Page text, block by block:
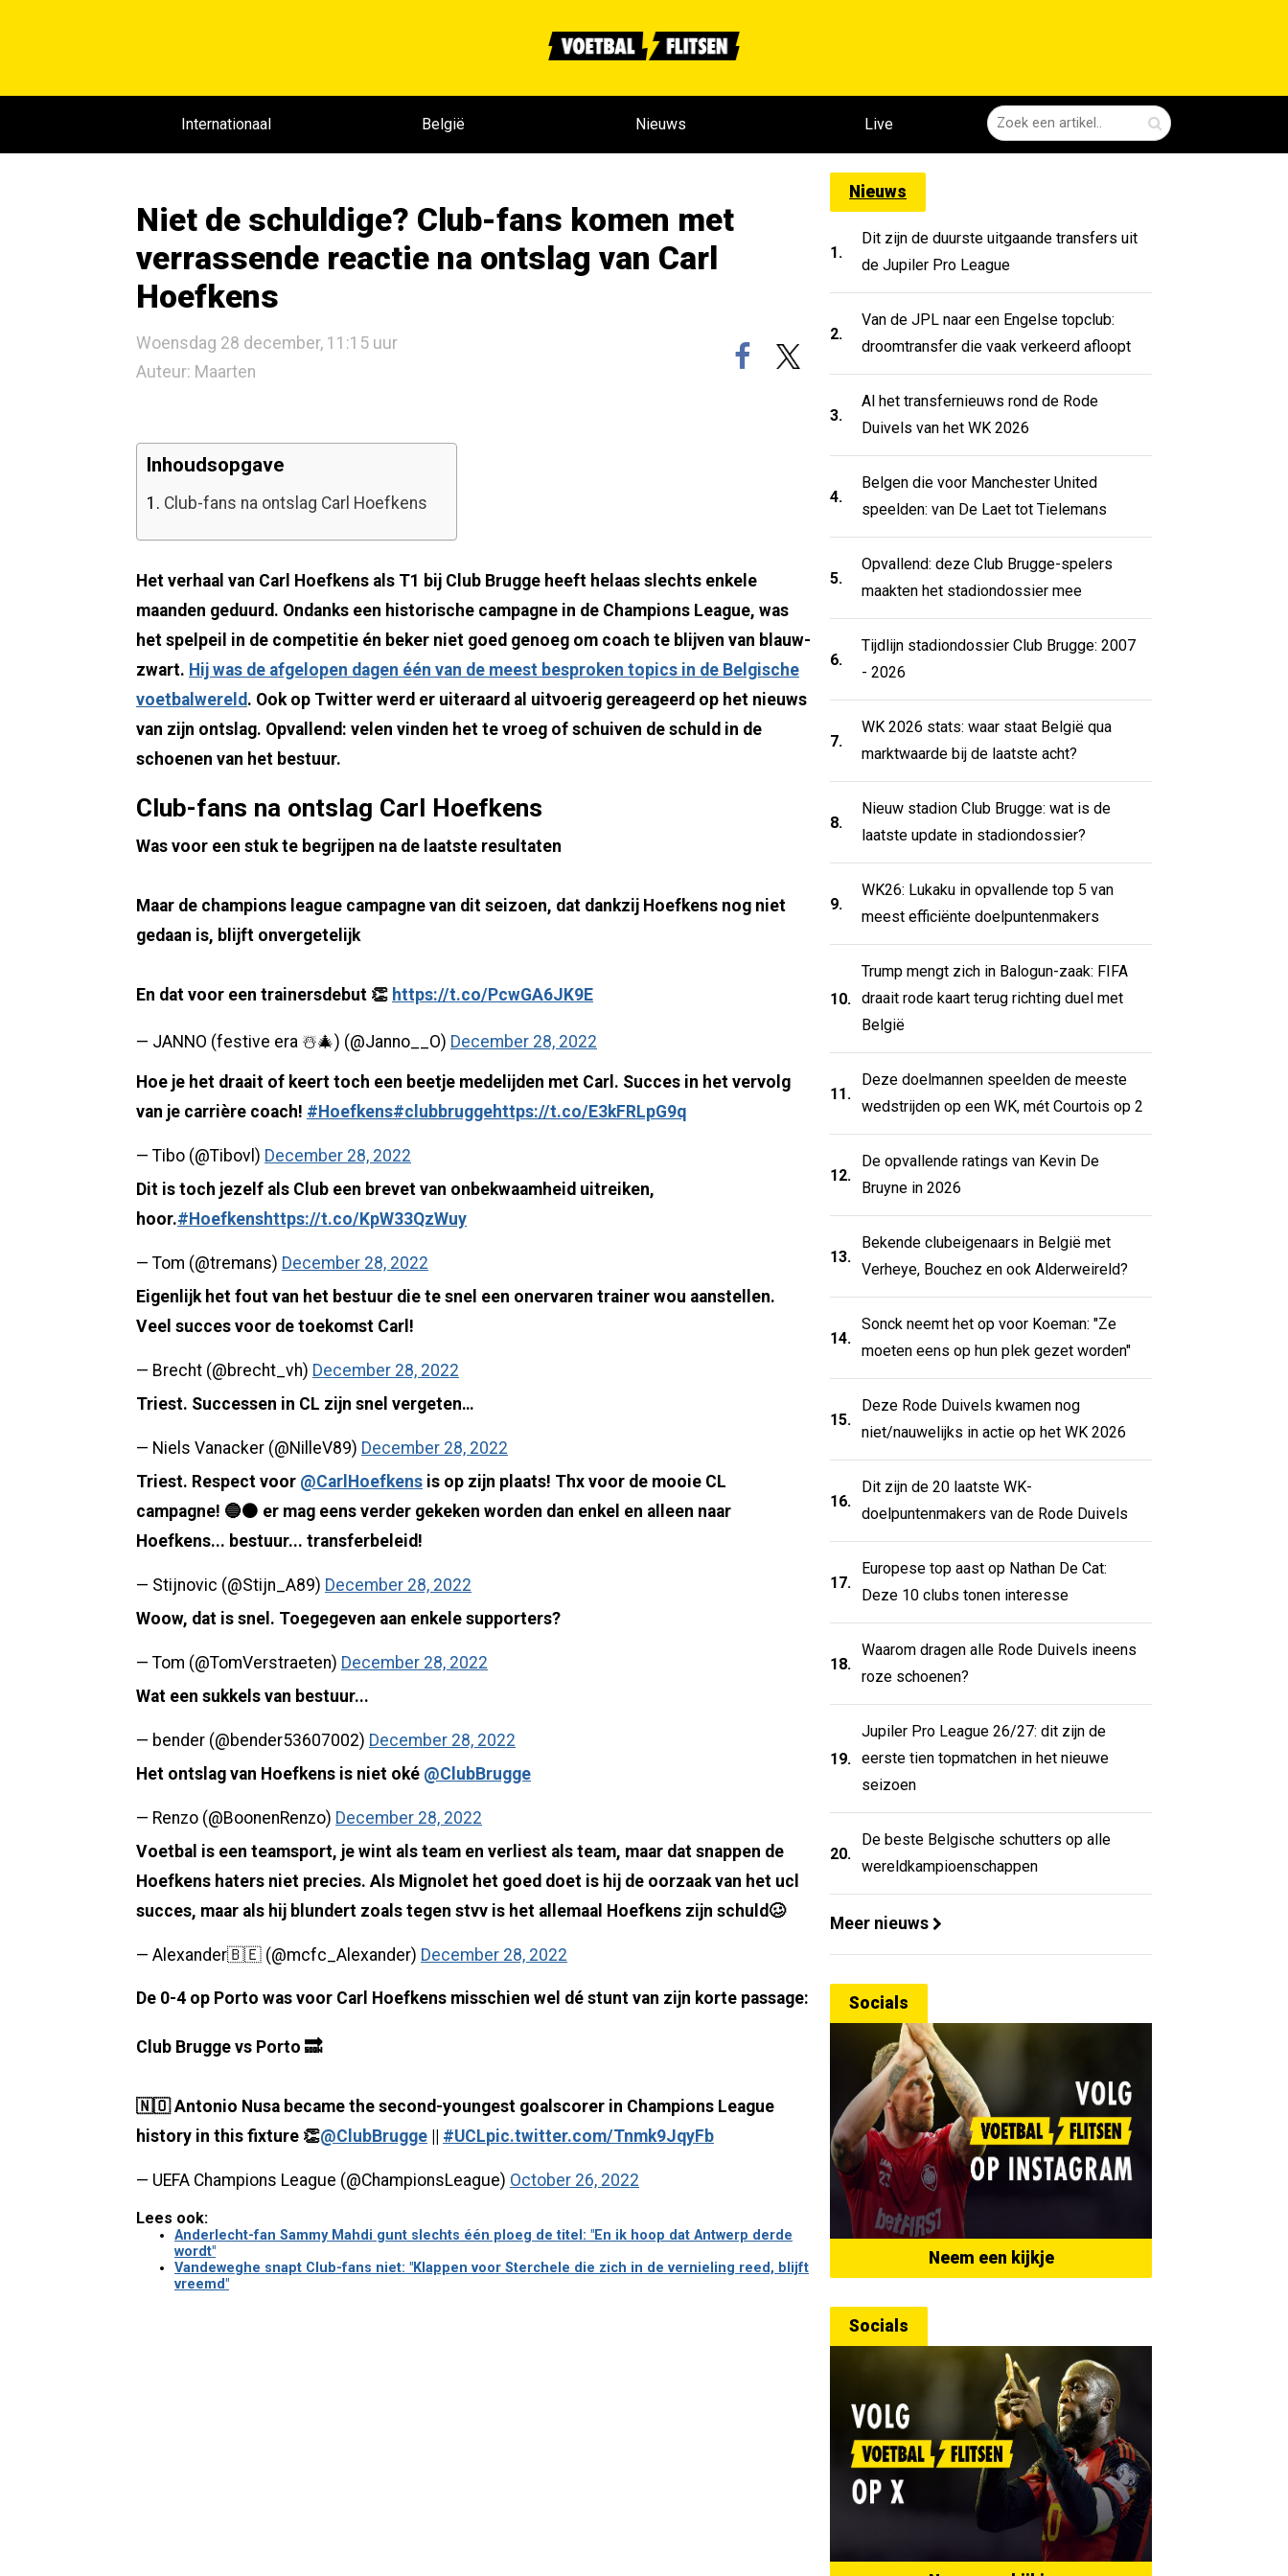
Internationaal België Nieuws Live
Niet de schuldige? Club-fans komen met
verrassende reactie na ontslag van Carl
Hoefkens
Woensdag 28 december, 11:15 uur
Auteur: Maarten
Inhoudsopgave
1. Club-fans na ontslag Carl Hoefkens
Het verhaal van Carl Hoefkens als T1 bij Club Brugge heeft helaas slechts enkele
maanden geduurd. Ondanks een historische campagne in de Champions League, was
het spelpeil in de competitie én beker niet goed genoeg om coach te blijven van blauw-
zwart. Hij was de afgelopen dagen één van de meest besproken topics in de Belgische
voetbalwereld. Ook op Twitter werd er uiteraard al uitvoerig gereageerd op het nieuws
van zijn ontslag. Opvallend: velen vinden het te vroeg of schuiven de schuld in de
schoenen van het bestuur.
Club-fans na ontslag Carl Hoefkens
Was voor een stuk te begrijpen na de laatste resultaten
Maar de champions league campagne van dit seizoen, dat dankzij Hoefkens nog niet
gedaan is, blijft onvergetelijk
En dat voor een trainersdebut 👏 https://t.co/PcwGA6JK9E
— JANNO (festive era ☃️🎄) (@Janno__O) December 28, 2022
Hoe je het draait of keert toch een beetje medelijden met Carl. Succes in het vervolg
van je carrière coach! #Hoefkens#clubbruggehttps://t.co/E3kFRLpG9q
— Tibo (@Tibovl) December 28, 2022
Dit is toch jezelf als Club een brevet van onbekwaamheid uitreiken,
hoor.#Hoefkenshttps://t.co/KpW33QzWuy
— Tom (@tremans) December 28, 2022
Eigenlijk het fout van het bestuur die te snel een onervaren trainer wou aanstellen.
Veel succes voor de toekomst Carl!
— Brecht (@brecht_vh) December 28, 2022
Triest. Successen in CL zijn snel vergeten…
— Niels Vanacker (@NilleV89) December 28, 2022
Triest. Respect voor @CarlHoefkens is op zijn plaats! Thx voor de mooie CL
campagne! 🔵⚫️ er mag eens verder gekeken worden dan enkel en alleen naar
Hoefkens... bestuur... transferbeleid!
— Stijnovic (@Stijn_A89) December 28, 2022
Woow, dat is snel. Toegegeven aan enkele supporters?
— Tom (@TomVerstraeten) December 28, 2022
Wat een sukkels van bestuur...
— bender (@bender53607002) December 28, 2022
Het ontslag van Hoefkens is niet oké @ClubBrugge
— Renzo (@BoonenRenzo) December 28, 2022
Voetbal is een teamsport, je wint als team en verliest als team, maar dat snappen de
Hoefkens haters niet precies. Als Mignolet het goed doet is hij de oorzaak van het ucl
succes, maar als hij blundert zoals tegen stvv is het allemaal Hoefkens zijn schuld🥴
— Alexander🇧🇪 (@mcfc_Alexander) December 28, 2022
De 0-4 op Porto was voor Carl Hoefkens misschien wel dé stunt van zijn korte passage:
Club Brugge vs Porto 🔜
🇳🇴 Antonio Nusa became the second-youngest goalscorer in Champions League
history in this fixture 👏@ClubBrugge #UCLpic.twitter.com/Tnmk9JqyFb
— UEFA Champions League (@ChampionsLeague) October 26, 2022
Lees ook:
Anderlecht-fan Sammy Mahdi gunt slechts één ploeg de titel: "En ik hoop dat Antwerp derde
wordt"
Vandeweghe snapt Club-fans niet: "Klappen voor Sterchele die zich in de vernieling reed, blijft
vreemd"
Nieuws
1.
Dit zijn de duurste uitgaande transfers uit
de Jupiler Pro League
2.
Van de JPL naar een Engelse topclub:
droomtransfer die vaak verkeerd afloopt
3.
Al het transfernieuws rond de Rode
Duivels van het WK 2026
4.
Belgen die voor Manchester United
speelden: van De Laet tot Tielemans
5.
Opvallend: deze Club Brugge-spelers
maakten het stadiondossier mee
6.
Tijdlijn stadiondossier Club Brugge: 2007
- 2026
7.
WK 2026 stats: waar staat België qua
marktwaarde bij de laatste acht?
8.
Nieuw stadion Club Brugge: wat is de
laatste update in stadiondossier?
9.
WK26: Lukaku in opvallende top 5 van
meest efficiënte doelpuntenmakers
10.
Trump mengt zich in Balogun-zaak: FIFA
draait rode kaart terug richting duel met
België
11.
Deze doelmannen speelden de meeste
wedstrijden op een WK, mét Courtois op 2
12.
De opvallende ratings van Kevin De
Bruyne in 2026
13.
Bekende clubeigenaars in België met
Verheye, Bouchez en ook Alderweireld?
14.
Sonck neemt het op voor Koeman: "Ze
moeten eens op hun plek gezet worden"
15.
Deze Rode Duivels kwamen nog
niet/nauwelijks in actie op het WK 2026
16.
Dit zijn de 20 laatste WK-
doelpuntenmakers van de Rode Duivels
17.
Europese top aast op Nathan De Cat:
Deze 10 clubs tonen interesse
18.
Waarom dragen alle Rode Duivels ineens
roze schoenen?
19.
Jupiler Pro League 26/27: dit zijn de
eerste tien topmatchen in het nieuwe
seizoen
20.
De beste Belgische schutters op alle
wereldkampioenschappen
Meer nieuws
Socials
Neem een kijkje
Socials